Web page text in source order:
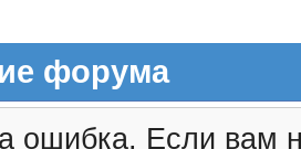
форума
ошибка. Если вам